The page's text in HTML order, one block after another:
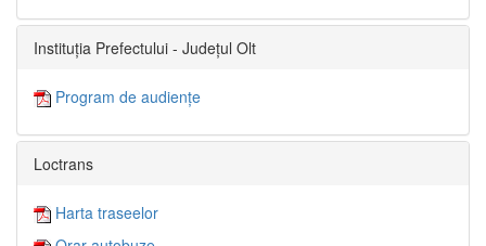
Instituția Prefectului - Județul Olt
Program de audiențe
Loctrans
Harta traseelor